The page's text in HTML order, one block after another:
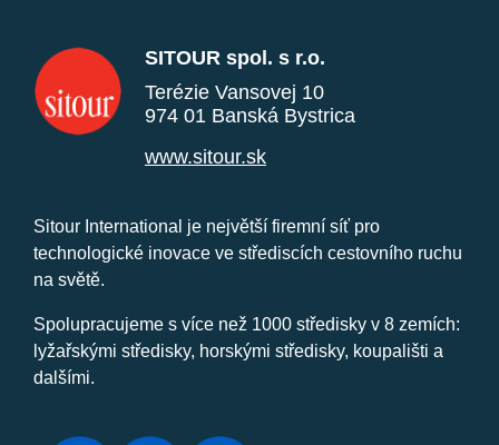
SITOUR spol. s r.o.
Terézie Vansovej 10
974 01 Banská Bystrica
www.sitour.sk
Sitour International je největší firemní síť pro
technologické inovace ve střediscích cestovního ruchu
na světě.
Spolupracujeme s více než 1000 středisky v 8 zemích:
lyžařskými středisky, horskými středisky, koupališti a
dalšími.